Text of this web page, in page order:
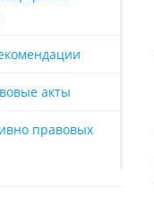
акты
правовых